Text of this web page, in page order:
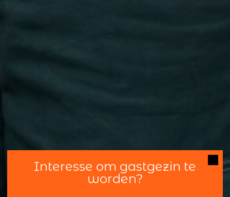
Interesse om gastgezin te
worden?